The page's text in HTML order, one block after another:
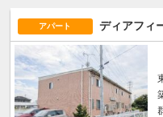
アパート ディアフィ